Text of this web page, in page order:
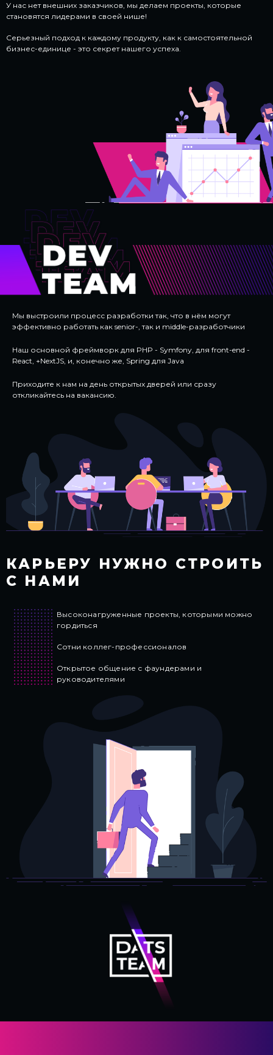
У нас нет внешних заказчиков, мы делаем проекты, которые
становятся лидерами в своей нише!
Серьезный подход к каждому продукту, как к самостоятельной
бизнес-единице - это секрет нашего успеха.
Мы выстроили процесс разработки так, что в нём могут
эффективно работать как senior-, так и middle-разработчики
Наш основной фреймворк для PHP - Symfony, для front-end -
React, +NextJS, и, конечно же, Spring для Java
Приходите к нам на день открытых дверей или сразу
откликайтесь на вакансию.
КАРЬЕРУ НУЖНО СТРОИТЬ
С НАМИ
Высоконагруженные проекты, которыми можно
гордиться
Сотни коллег-профессионалов
Открытое общение с фаундерами и
руководителями